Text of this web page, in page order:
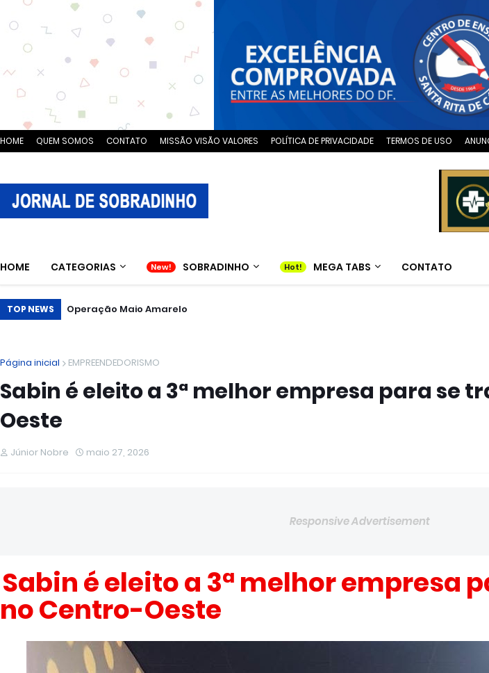
HOME QUEM SOMOS CONTATO MISSÃO VISÃO VALORES POLÍTICA DE PRIVACIDADE TERMOS DE USO
HOME CATEGORIAS SOBRADINHO MEGA TABS CONTATO
TOP NEWS Operação Maio Amarelo
Página inicial EMPREENDEDORISMO
Sabin é eleito a 3ª melhor empresa para se
Oeste
Júnior Nobre maio 27, 2026
Responsive Advertisement
Sabin é eleito a 3ª melhor empresa
no Centro-Oeste